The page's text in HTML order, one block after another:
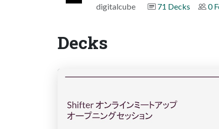
digitalcube 71 Decks 0
Decks